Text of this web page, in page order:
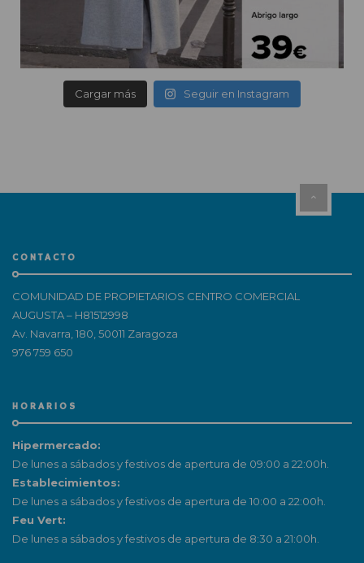
Cargar más Seguir en Instagram
CONTACTO
COMUNIDAD DE PROPIETARIOS CENTRO COMERCIAL
AUGUSTA – H81512998
Av. Navarra, 180, 50011 Zaragoza
976 759 650
HORARIOS
Hipermercado:
De lunes a sábados y festivos de apertura de 09:00 a 22:00h.
Establecimientos:
De lunes a sábados y festivos de apertura de 10:00 a 22:00h.
Feu Vert:
De lunes a sábados y festivos de apertura de 8:30 a 21:00h.